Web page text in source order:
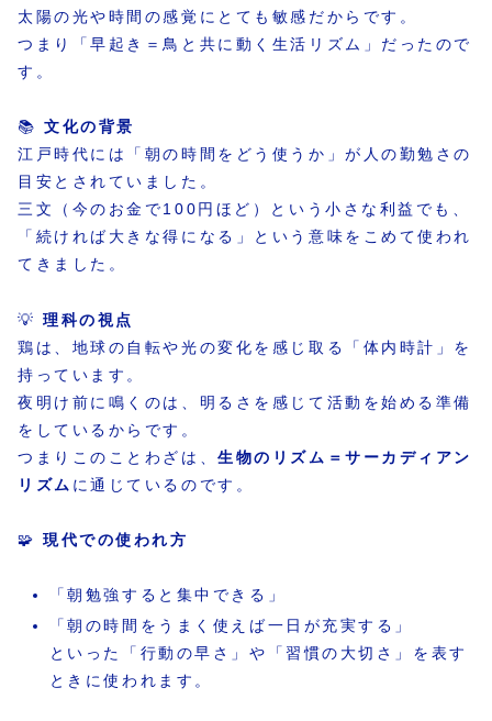
太陽の光や時間の感覚にとても敏感だからです。
つまり「早起き＝鳥と共に動く生活リズム」だったので
す。
📚文化の背景
江戸時代には「朝の時間をどう使うか」が人の勤勉さの
目安とされていました。
三文（今のお金で100円ほど）という小さな利益でも、
「続ければ大きな得になる」という意味をこめて使われ
てきました。
💡理科の視点
鶏は、地球の自転や光の変化を感じ取る「体内時計」を
持っています。
夜明け前に鳴くのは、明るさを感じて活動を始める準備
をしているからです。
つまりこのことわざは、生物のリズム＝サーカディアン
リズム に通じているのです。
🧩現代での使われ方
「朝勉強すると集中できる」
「朝の時間をうまく使えば一日が充実する」
といった「行動の早さ」や「習慣の大切さ」を表す
ときに使われます。